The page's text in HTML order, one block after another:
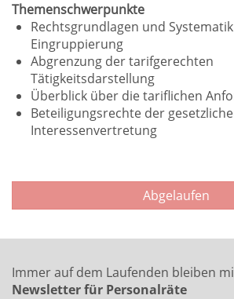
Themenschwerpunkte
Rechtsgrundlagen und
Eingruppierung
Abgrenzung der tarifgerechten
Tätigkeitsdarstellung
Überblick über die tariflichen
Beteiligungsrechte der
Interessenvertretung
Abgelaufen
Immer auf dem Laufenden bleiben
Newsletter für Personalräte